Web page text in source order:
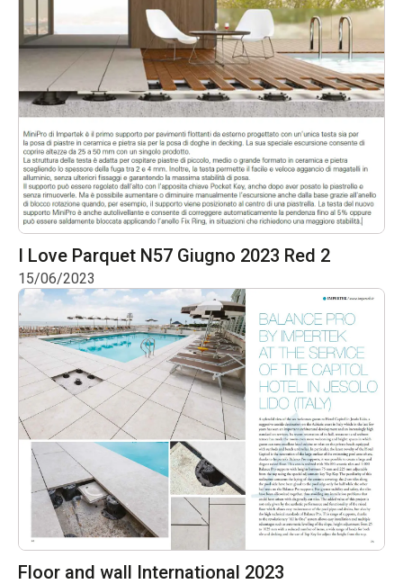
I Love Parquet N57 Giugno 2023 Red 2
15/06/2023
Floor and wall International 2023